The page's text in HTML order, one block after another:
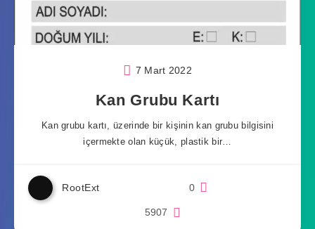
7 Mart 2022
Kan Grubu Kartı
Kan grubu kartı, üzerinde bir kişinin kan grubu bilgisini
içermekte olan küçük, plastik bir…
RootExt 0
5907